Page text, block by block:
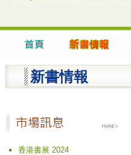
新書情報
香港書展 2024